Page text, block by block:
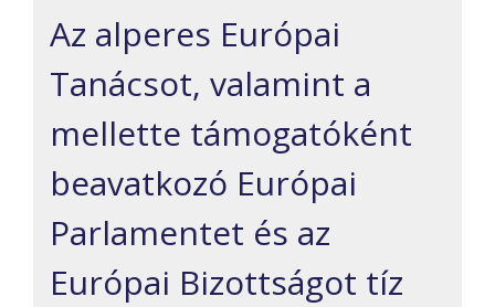
Az alperes Európai
Tanácsot, valamint a
mellette támogatóként
beavatkozó Európai
Parlamentet és az
Európai Bizottságot tíz